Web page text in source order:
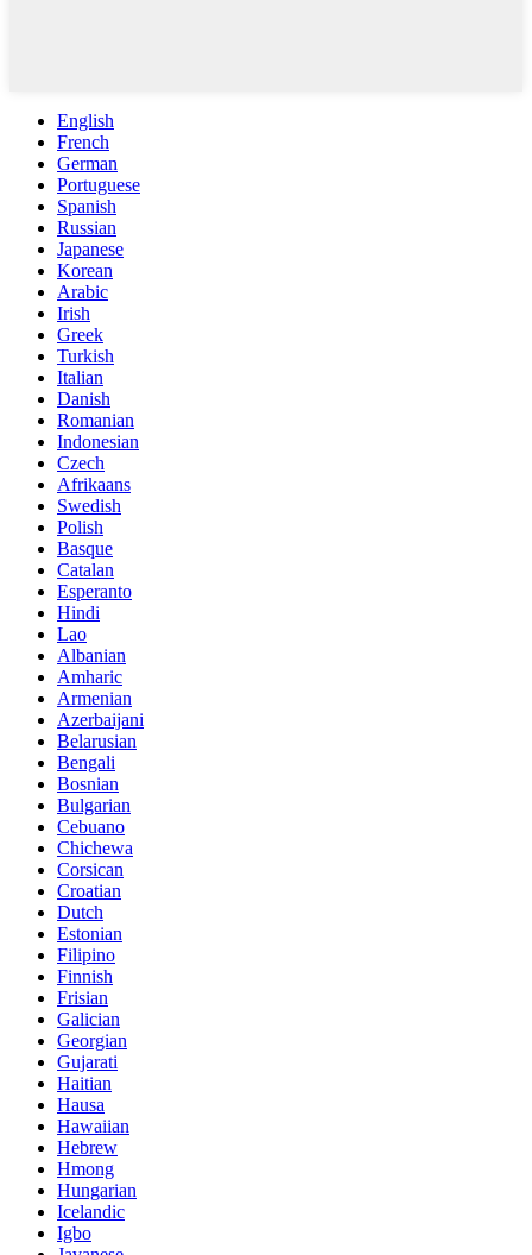
English
French
German
Portuguese
Spanish
Russian
Japanese
Korean
Arabic
Irish
Greek
Turkish
Italian
Danish
Romanian
Indonesian
Czech
Afrikaans
Swedish
Polish
Basque
Catalan
Esperanto
Hindi
Lao
Albanian
Amharic
Armenian
Azerbaijani
Belarusian
Bengali
Bosnian
Bulgarian
Cebuano
Chichewa
Corsican
Croatian
Dutch
Estonian
Filipino
Finnish
Frisian
Galician
Georgian
Gujarati
Haitian
Hausa
Hawaiian
Hebrew
Hmong
Hungarian
Icelandic
Igbo